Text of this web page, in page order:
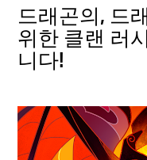
드래곤의, 드
위한 클랜 러
니다!